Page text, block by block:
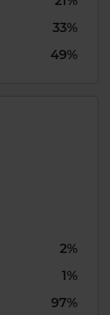
33%
49%
2%
1%
97%